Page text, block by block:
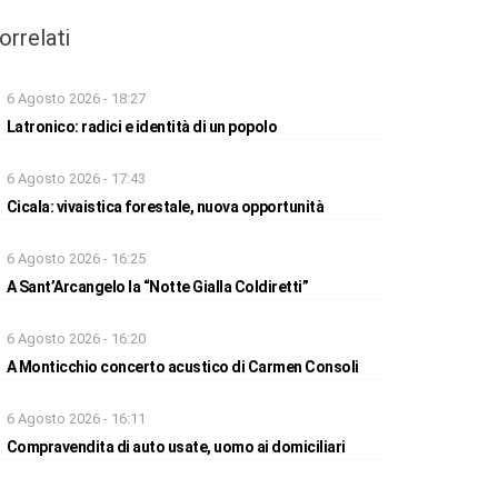
6 Agosto 2026 - 18:27
Latronico: radici e identità di un popolo
6 Agosto 2026 - 17:43
Cicala: vivaistica forestale, nuova opportunità
6 Agosto 2026 - 16:25
A Sant’Arcangelo la “Notte Gialla Coldiretti”
6 Agosto 2026 - 16:20
A Monticchio concerto acustico di Carmen Consoli
6 Agosto 2026 - 16:11
Compravendita di auto usate, uomo ai domiciliari